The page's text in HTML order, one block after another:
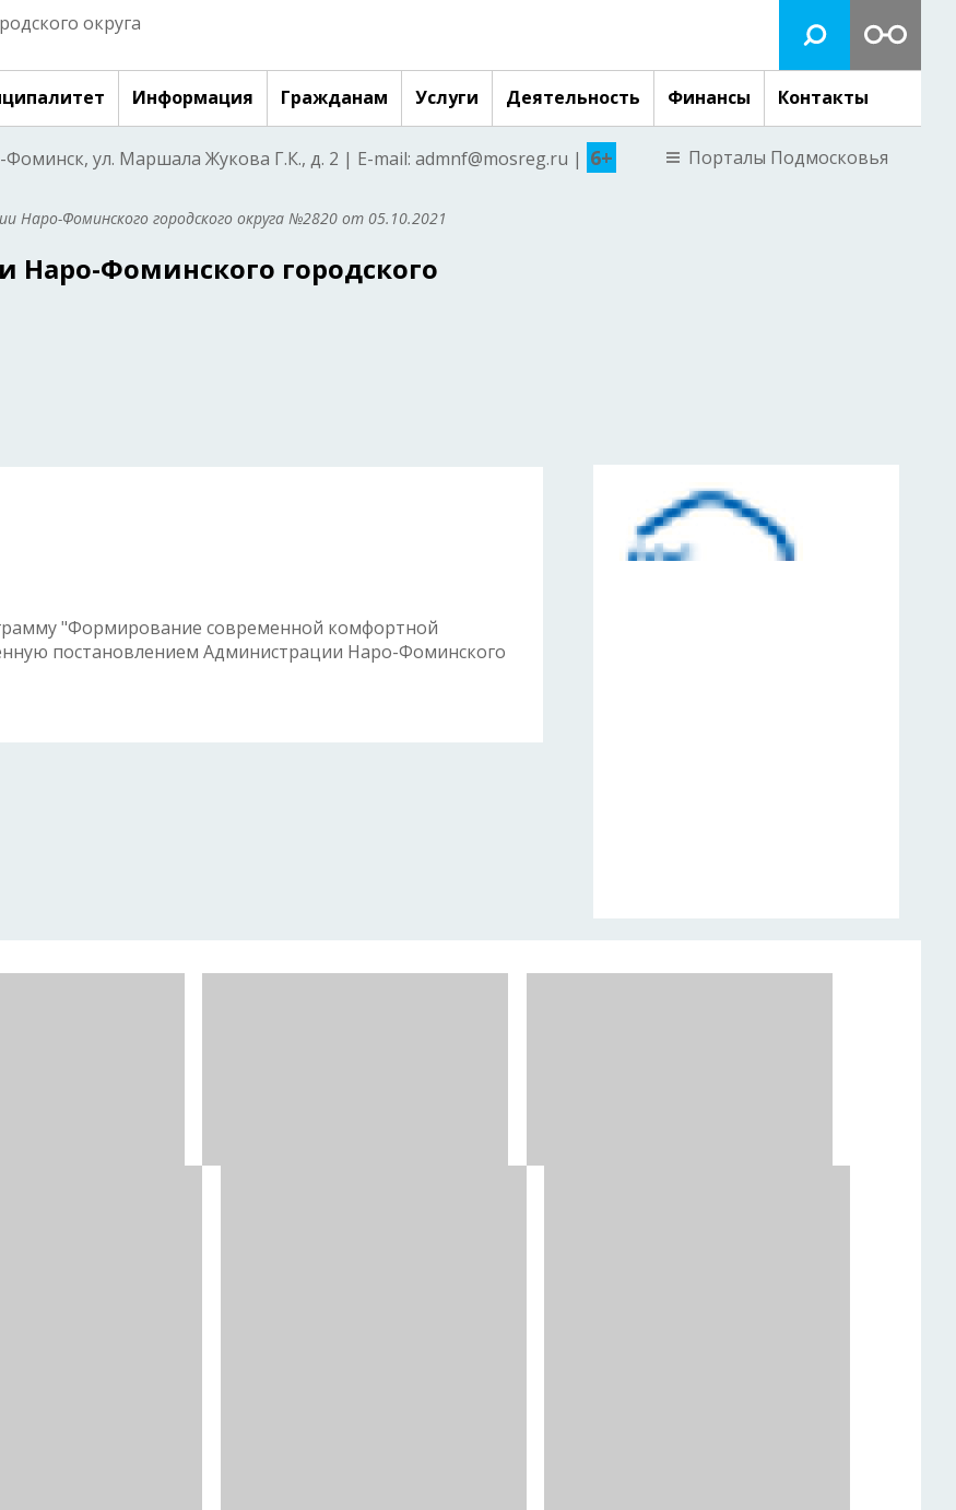
округа
Информация Гражданам Услуги Деятельность Финансы Контакты
Фоминск, ул. Маршала Жукова Г.К., д. 2 | E-mail: admnf@mosreg.ru | 6+ Порталы Подмосковья
Наро-Фоминского городского округа №2820 от 05.10.2021
Фоминского городского
"Формирование современной комфортной
постановлением Администрации Наро-Фоминского